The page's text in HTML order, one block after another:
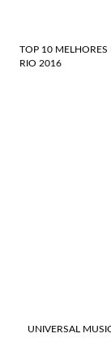
TOP 10 MELHORES
RIO 2016
UNIVERSAL